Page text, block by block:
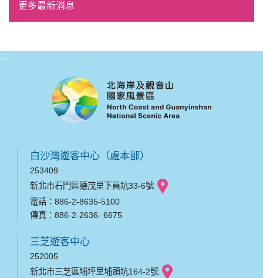
更多最新消息
:::
白沙灣遊客中心（處本部）
253409
新北市石門區德茂里下員坑33-6號
電話：886-2-8635-5100
傳真：886-2-2636- 6675
三芝遊客中心
252005
新北市三芝區埔坪里埔頭坑164-2號